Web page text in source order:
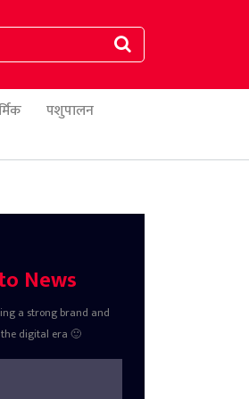
पशुपालन
News
a strong brand and
digital era 🙂